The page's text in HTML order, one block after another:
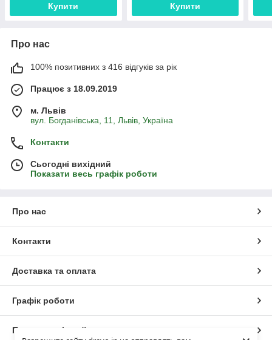
Купити Купити
Про нас
100% позитивних з 416 відгуків за рік
Працює з 18.09.2019
м. Львів
вул. Богданівська, 11, Львів, Україна
Контакти
Сьогодні вихідний
Показати весь графік роботи
Про нас
Контакти
Доставка та оплата
Графік роботи
Повна версія сайту